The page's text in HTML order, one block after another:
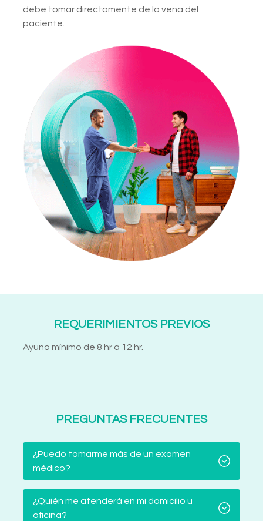
debe tomar directamente de la vena del
paciente.
REQUERIMIENTOS PREVIOS
Ayuno mínimo de 8 hr a 12 hr.
PREGUNTAS FRECUENTES
¿Puedo tomarme más de un examen
médico?
¿Quién me atenderá en mi domicilio u
oficina?